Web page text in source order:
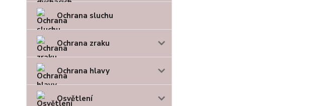
Ochrana sluchu
Ochrana zraku
Ochrana hlavy
Osvětlení